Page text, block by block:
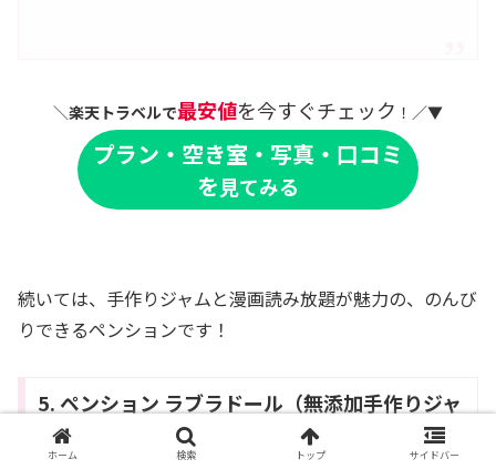
＼楽天トラベルで最安値を今すぐチェック ！／▼
プラン・空き室・写真・口コミ
を見てみる
続いては、手作りジャムと漫画読み放題が魅力の、のんび
りできるペンションです！
5. ペンション ラブラドール（無添加手作りジャ
ムと広々和室）
ホーム 検索 トップ サイドバー